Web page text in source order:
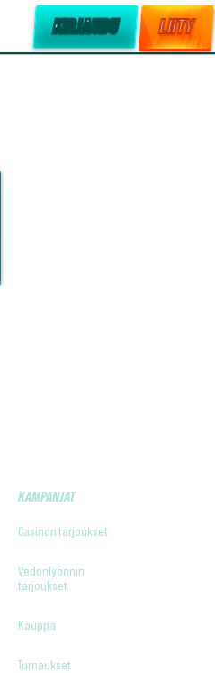
KIRJAUDU LIITY
KAMPANJAT
Casinon tarjoukset
Vedonlyönnin
tarjoukset
Kauppa
Turnaukset